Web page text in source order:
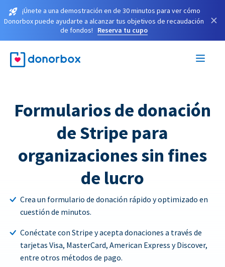
¡Únete a una demostración en de 30 minutos para ver cómo
Donorbox puede ayudarte a alcanzar tus objetivos de recaudación
de fondos!
Reserva tu cupo
×
Formularios de donación
de Stripe para
organizaciones sin fines
de lucro
Crea un formulario de donación rápido y optimizado en
cuestión de minutos.
Conéctate con Stripe y acepta donaciones a través de
tarjetas Visa, MasterCard, American Express y Discover,
entre otros métodos de pago.